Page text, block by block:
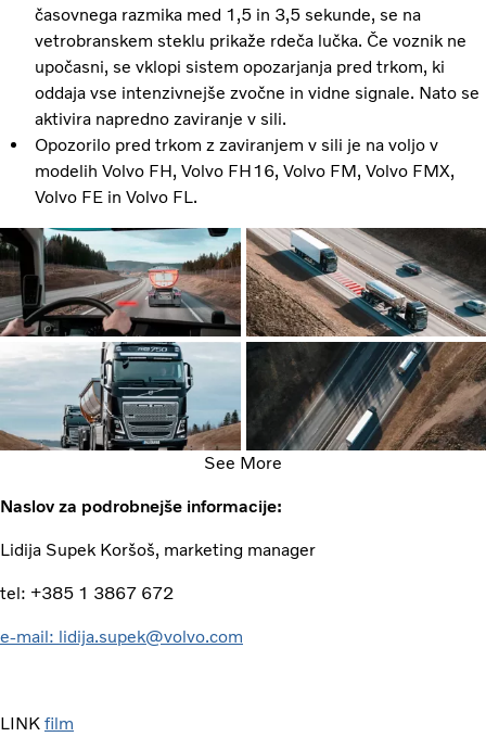
časovnega razmika med 1,5 in 3,5 sekunde, se na
vetrobranskem steklu prikaže rdeča lučka. Če voznik ne
upočasni, se vklopi sistem opozarjanja pred trkom, ki
oddaja vse intenzivnejše zvočne in vidne signale. Nato se
aktivira napredno zaviranje v sili.
Opozorilo pred trkom z zaviranjem v sili je na voljo v
modelih Volvo FH, Volvo FH16, Volvo FM, Volvo FMX,
Volvo FE in Volvo FL.
See More
Naslov za podrobnejše informacije:
Lidija Supek Koršoš, marketing manager
tel: +385 1 3867 672
e-mail: lidija.supek@volvo.com
LINK film